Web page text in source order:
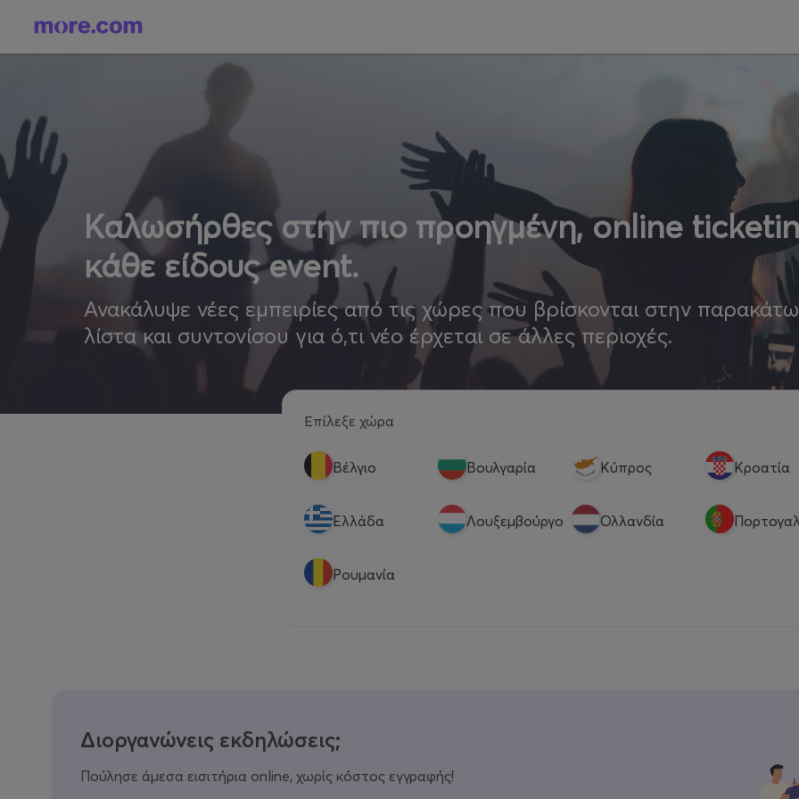
Καλωσήρθες στην πιο προηγμένη, online
κάθε είδους event.
Ανακάλυψε νέες εμπειρίες από τις χώρες που βρίσκονται στην παρακάτω
λίστα και συντονίσου για ό,τι νέο έρχεται σε άλλες περιοχές.
Επίλεξε χώρα
Βέλγιο Βουλγαρία Κύπρος Κροατία
Eλλάδα Λουξεμβούργο Ολλανδία
Ρουμανία
Διοργανώνεις εκδηλώσεις;
Πούλησε άμεσα εισιτήρια online, χωρίς κόστος εγγραφής!